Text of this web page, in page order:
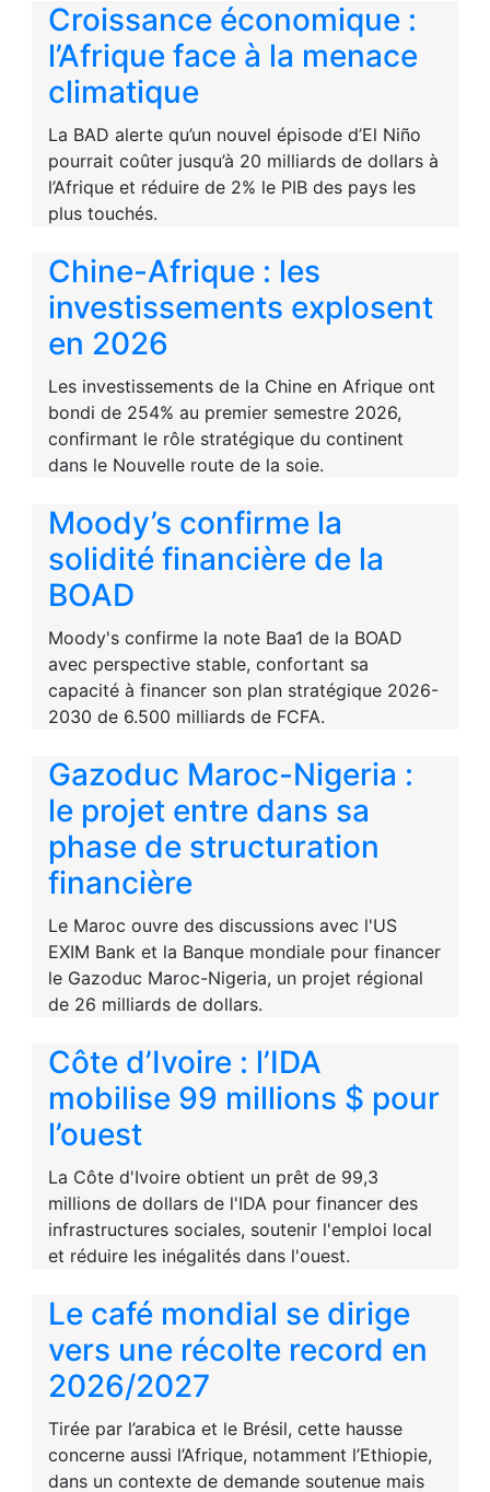
Croissance économique :
l’Afrique face à la menace
climatique
La BAD alerte qu’un nouvel épisode d’El Niño
pourrait coûter jusqu’à 20 milliards de dollars à
l’Afrique et réduire de 2% le PIB des pays les
plus touchés.
Chine-Afrique : les
investissements explosent
en 2026
Les investissements de la Chine en Afrique ont
bondi de 254% au premier semestre 2026,
confirmant le rôle stratégique du continent
dans le Nouvelle route de la soie.
Moody’s confirme la
solidité financière de la
BOAD
Moody's confirme la note Baa1 de la BOAD
avec perspective stable, confortant sa
capacité à financer son plan stratégique 2026-
2030 de 6.500 milliards de FCFA.
Gazoduc Maroc-Nigeria :
le projet entre dans sa
phase de structuration
financière
Le Maroc ouvre des discussions avec l'US
EXIM Bank et la Banque mondiale pour financer
le Gazoduc Maroc-Nigeria, un projet régional
de 26 milliards de dollars.
Côte d’Ivoire : l’IDA
mobilise 99 millions $ pour
l’ouest
La Côte d'Ivoire obtient un prêt de 99,3
millions de dollars de l'IDA pour financer des
infrastructures sociales, soutenir l'emploi local
et réduire les inégalités dans l'ouest.
Le café mondial se dirige
vers une récolte record en
2026/2027
Tirée par l’arabica et le Brésil, cette hausse
concerne aussi l’Afrique, notamment l’Ethiopie,
dans un contexte de demande soutenue mais